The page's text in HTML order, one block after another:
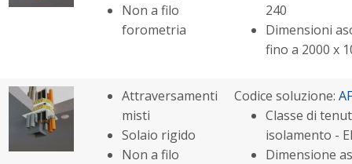
Non a filo
forometria
240
Dimensioni
fino a 2000 x
Attraversamenti
misti
Solaio rigido
Non a filo
Codice soluzione:
Classe di
isolamento -
Dimensione